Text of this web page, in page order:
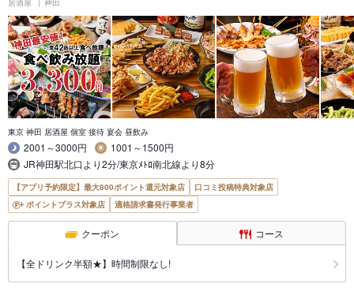
東京 神田 居酒屋 個室 接待 宴会 昼飲み
2001～3000円
1001～1500円
JR神田駅北口より2分/東京ﾒﾄﾛ南北線より8分
【アプリ予約限定】最大800ポイント還元対象店
口コミ投稿特典対象店
ポイントプラス対象店
適格請求書発行事業者
クーポン コース
【全ドリンク半額★】時間制限なし!